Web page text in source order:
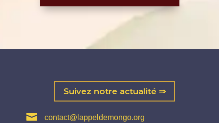
Suivez notre actualité ⇒
 contact@lappeldemongo.org